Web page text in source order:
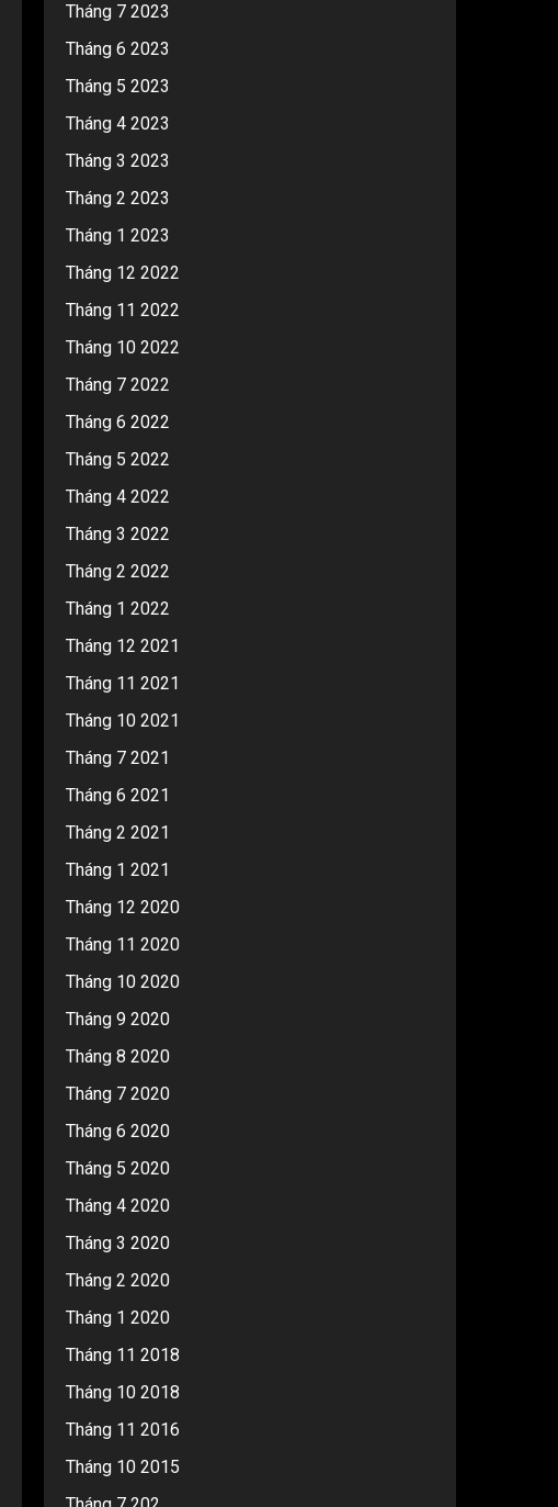
Tháng 7 2023
Tháng 6 2023
Tháng 5 2023
Tháng 4 2023
Tháng 3 2023
Tháng 2 2023
Tháng 1 2023
Tháng 12 2022
Tháng 11 2022
Tháng 10 2022
Tháng 7 2022
Tháng 6 2022
Tháng 5 2022
Tháng 4 2022
Tháng 3 2022
Tháng 2 2022
Tháng 1 2022
Tháng 12 2021
Tháng 11 2021
Tháng 10 2021
Tháng 7 2021
Tháng 6 2021
Tháng 2 2021
Tháng 1 2021
Tháng 12 2020
Tháng 11 2020
Tháng 10 2020
Tháng 9 2020
Tháng 8 2020
Tháng 7 2020
Tháng 6 2020
Tháng 5 2020
Tháng 4 2020
Tháng 3 2020
Tháng 2 2020
Tháng 1 2020
Tháng 11 2018
Tháng 10 2018
Tháng 11 2016
Tháng 10 2015